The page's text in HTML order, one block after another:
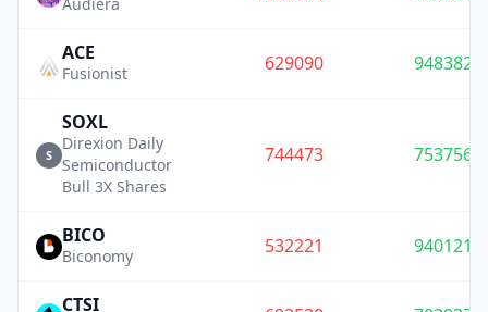
ACE
Fusionist 629090 948382
S
SOXL
Direxion Daily
Semiconductor
Bull 3X Shares
744473 753756
BICO
Biconomy 532221 940121
CTSI